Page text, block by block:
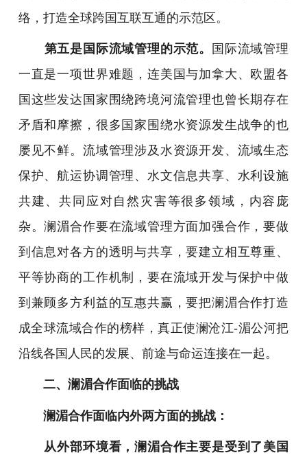
络，打造全球跨国互联互通的示范区。
第五是国际流域管理的示范。 国际流域管理
一直是一项世界难题，连美国与加拿大、欧盟各
国这些发达国家围绕跨境河流管理也曾长期存在
矛盾和摩擦，很多国家围绕水资源发生战争的也
屡见不鲜。流域管理涉及水资源开发、流域生态
保护、航运协调管理、水文信息共享、水利设施
共建、共同应对自然灾害等很多领域，内容庞
杂。澜湄合作要在流域管理方面加强合作，要做
到信息对各方的透明与共享，要建立相互尊重、
平等协商的工作机制，要在流域开发与保护中做
到兼顾多方利益的互惠共赢，要把澜湄合作打造
成全球流域合作的榜样，真正使澜沧江-湄公河把
沿线各国人民的发展、前途与命运连接在一起。
二、澜湄合作面临的挑战
澜湄合作面临内外两方面的挑战：
从外部环境看，澜湄合作主要是受到了美国